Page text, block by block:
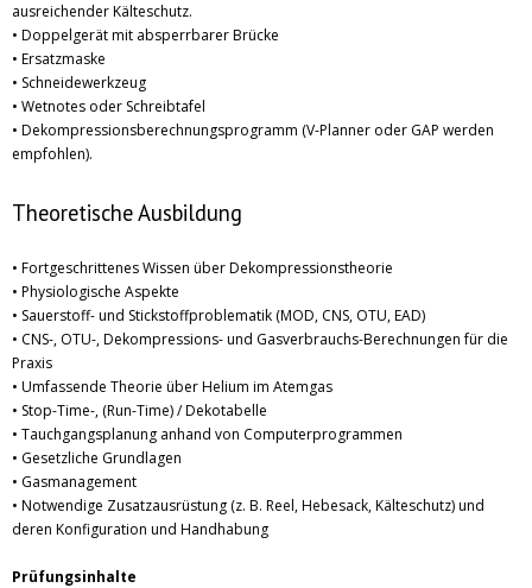
ausreichender Kälteschutz.
• Doppelgerät mit absperrbarer Brücke
• Ersatzmaske
• Schneidewerkzeug
• Wetnotes oder Schreibtafel
• Dekompressionsberechnungsprogramm (V-Planner oder GAP werden
empfohlen).
Theoretische Ausbildung
• Fortgeschrittenes Wissen über Dekompressionstheorie
• Physiologische Aspekte
• Sauerstoff- und Stickstoffproblematik (MOD, CNS, OTU, EAD)
• CNS-, OTU-, Dekompressions- und Gasverbrauchs-Berechnungen für die
Praxis
• Umfassende Theorie über Helium im Atemgas
• Stop-Time-, (Run-Time) / Dekotabelle
• Tauchgangsplanung anhand von Computerprogrammen
• Gesetzliche Grundlagen
• Gasmanagement
• Notwendige Zusatzausrüstung (z. B. Reel, Hebesack, Kälteschutz) und
deren Konfiguration und Handhabung
Prüfungsinhalte